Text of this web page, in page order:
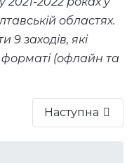
областях.
9 заходів, які
(офлайн та
Наступна